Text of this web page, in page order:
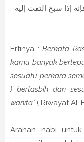
إذا سبح التفت إليه
Ertinya : Berkata
kamu banyak
sesuatu perkara
) bertasbih dan
wanita"( Riwayat Al-
Arahan nabi